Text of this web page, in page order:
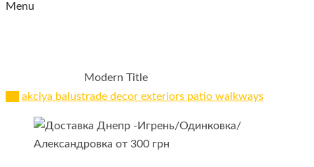
Menu
Modern Title
akciya balustrade decor exteriors patio walkways